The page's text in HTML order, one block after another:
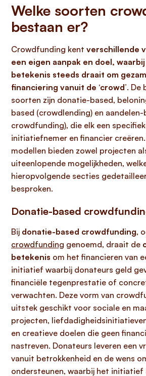
Welke soorten
bestaan er?
Crowdfunding kent verschillende
een eigen aanpak en doel,
betekenis steeds draait om
financiering vanuit de ‘crowd’. De
soorten zijn donatie-based,
based (crowdlending) en
crowdfunding), die elk een
initiatiefnemer en financier
modellen bieden zowel projecten
uiteenlopende mogelijkheden,
hieropvolgende secties
besproken.
Donatie-based
Bij donatie-based crowdfunding,
crowdfunding genoemd, draait de
betekenis om het financieren van
initiatief waarbij donateurs geld
financiële tegenprestatie of
verwachten. Deze vorm van
uitstek geschikt voor sociale en
projecten,
en creatieve doelen die geen
nastreven. Donateurs leveren een
vanuit betrokkenheid en de wens
ondersteunen, waarbij het initiatief